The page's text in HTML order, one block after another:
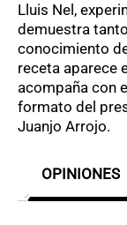
Lluis Nel,
demuestra
conocimiento
receta aparece
acompaña con
formato del
Juanjo Arrojo.
OPINIONES